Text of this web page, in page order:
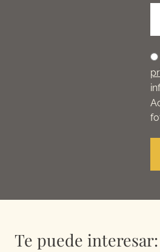
Te puede interesar: